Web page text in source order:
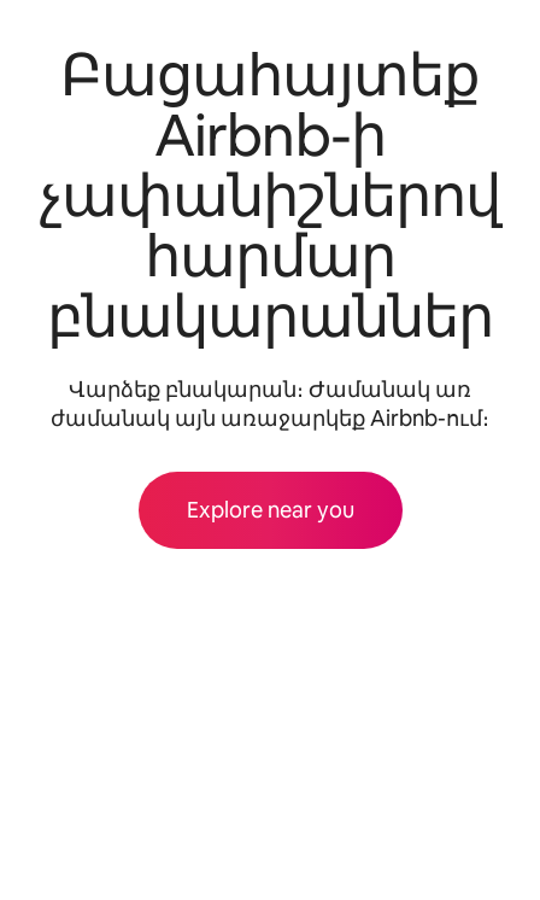
Բացահայտեք
Airbnb-ի
չափանիշներով
հարմար
բնակարաններ
Վարձեք բնակարան։ Ժամանակ առ
ժամանակ այն առաջարկեք Airbnb-ում։
Explore near you